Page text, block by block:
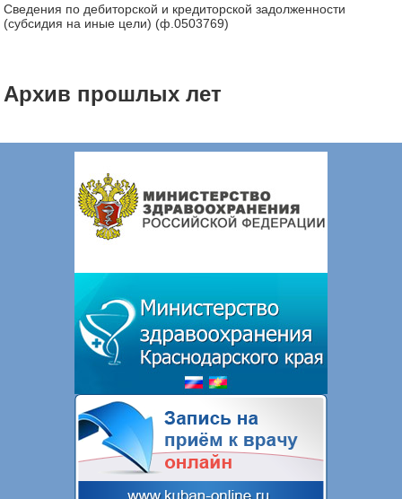
Сведения по дебиторской и кредиторской задолженности
(субсидия на иные цели) (ф.0503769)
Архив прошлых лет